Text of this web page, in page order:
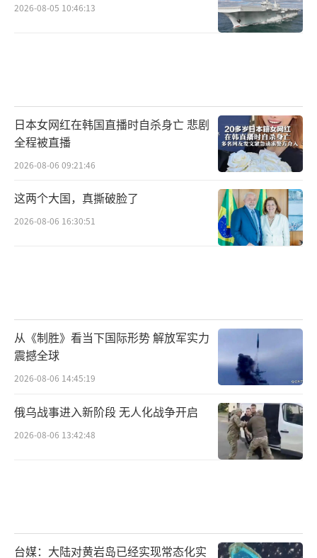
2026-08-05 10:46:13
日本女网红在韩国直播时自杀身亡 悲剧
全程被直播
2026-08-06 09:21:46
这两个大国，真撕破脸了
2026-08-06 16:30:51
从《制胜》看当下国际形势 解放军实力
震撼全球
2026-08-06 14:45:19
俄乌战事进入新阶段 无人化战争开启
2026-08-06 13:42:48
台媒：大陆对黄岩岛已经实现常态化实